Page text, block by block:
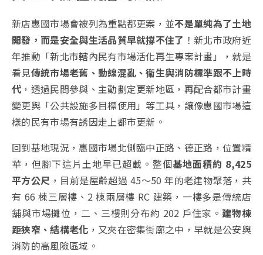
新店惠國市場會被列為重點都更案，並不是單純為了土地
開發，而是安全與生活品質早就撐不住了 ！新北市政府近
年推動「新北市轄內民有市場活化再生專案計畫」，就是
看見傳統市場老舊、動線混亂、衛生與消防標準跟不上時
代 ，透過民間參與、主動劃定更新地區，再配合都市計畫
變更與「公共設施多目標使用」等工具，讓像惠國市場這
樣的民有市場有誘因走上都市更新。
回到基地現況，惠國市場北側臨中正路、德正路，位置精
華，但腳下這片土地早已超載。整個基地面積約 8,425
平方公尺 ，目前是屋齡超過 45～50 年的老建物聚落，共
有 66 棟三層樓、2 棟兩層樓 RC 建築，一樓多是傳統店
舖與市場攤位，二、三樓則分布約 202 戶住家。 建物棟
距狹窄、結構老化 ，又夾在密集街廓之中，早就是公安與
消防的高風險區域。